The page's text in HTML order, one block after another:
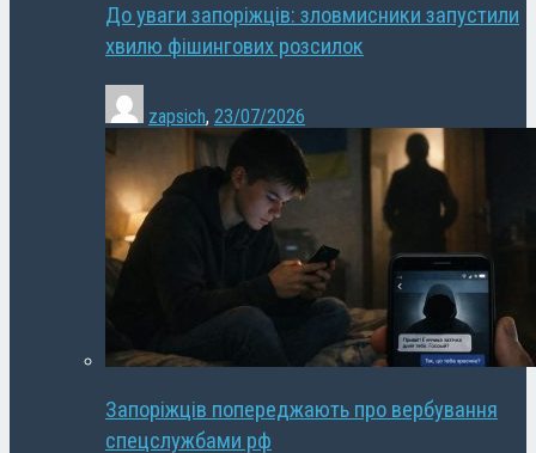
До уваги запоріжців: зловмисники запустили
хвилю фішингових розсилок
zapsich, 23/07/2026
Запоріжців попереджають про вербування
спецслужбами рф